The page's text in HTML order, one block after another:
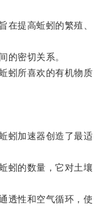
提高蚯蚓的繁殖、
密切关系。
所喜欢的有机物质
加速器创造了最适
的数量，它对土壤
性和空气循环，使